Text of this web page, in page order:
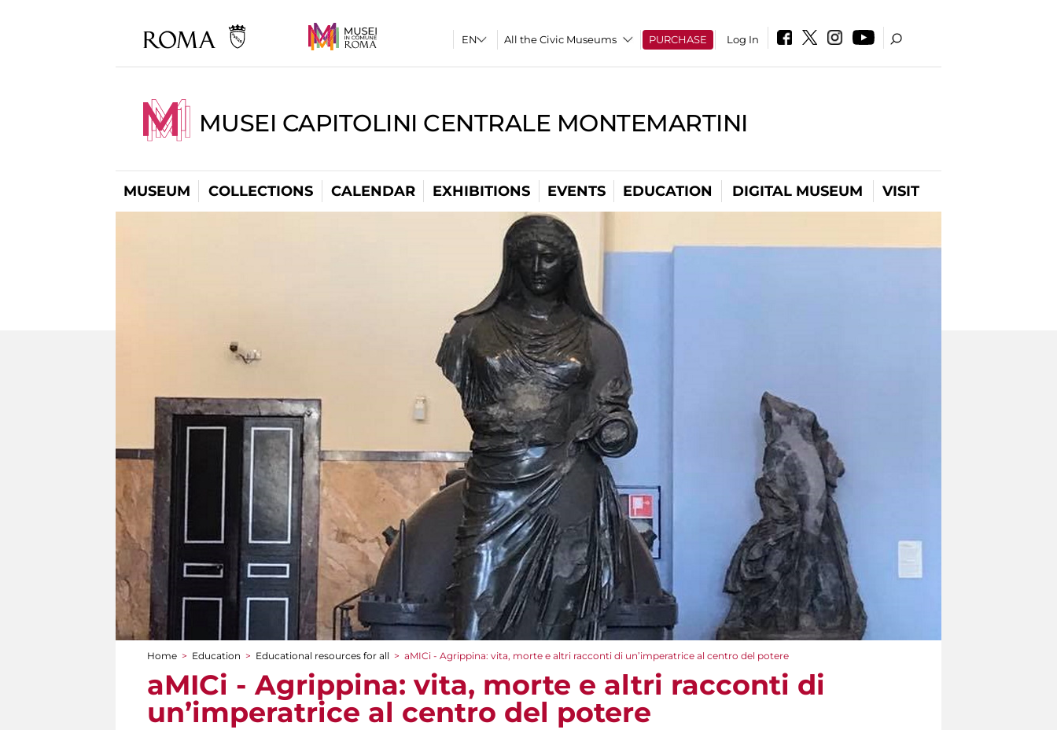
All the Civic Museums PURCHASE Log In
MUSEI CAPITOLINI CENTRALE MONTEMARTINI
MUSEUM COLLECTIONS CALENDAR EXHIBITIONS EVENTS EDUCATION DIGITAL MUSEUM VISIT
You are here
Home > Education > Educational resources for all > aMICi - Agrippina: vita, morte e altri racconti di un’imperatrice al centro del potere
aMICi - Agrippina: vita, morte e altri racconti di
un’imperatrice al centro del potere